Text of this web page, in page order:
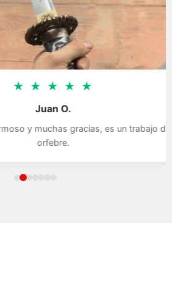
★ ★ ★ ★
Juan O.
y muchas gracias, es un trabajo de
orfebre.